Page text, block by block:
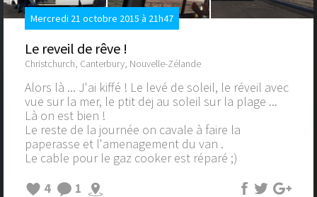
Mercredi 21 octobre 2015 à 21h47
Le reveil de rêve !
Christchurch, Canterbury, Nouvelle-Zélande
Alors là ... J'ai kiffé ! Le levé de soleil, le réveil avec
vue sur la mer, le ptit dej au soleil sur la plage ...
Là on est bien !
Le reste de la journée on cavale à faire la
paperasse et l'amenagement du van .
Le cable pour le gaz cooker est réparé ;)
4
1